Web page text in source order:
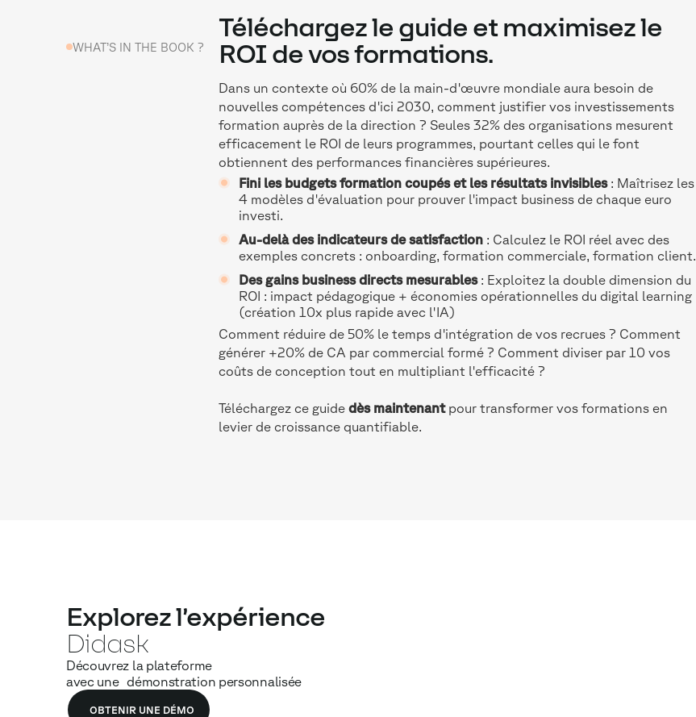
WHAT’S IN THE BOOK ?
Téléchargez le guide et maximisez le
ROI de vos formations.
Dans un contexte où 60% de la main-d'œuvre mondiale aura besoin de
nouvelles compétences d'ici 2030, comment justifier vos investissements
formation auprès de la direction ? Seules 32% des organisations mesurent
efficacement le ROI de leurs programmes, pourtant celles qui le font
obtiennent des performances financières supérieures.
Fini les budgets formation coupés et les résultats invisibles: Maîtrisez les
4 modèles d'évaluation pour prouver l'impact business de chaque euro
investi.
Au-delà des indicateurs de satisfaction : Calculez le ROI réel avec des
exemples concrets : onboarding, formation commerciale, formation client.
Des gains business directs mesurables: Exploitez la double dimension du
ROI : impact pédagogique + économies opérationnelles du digital learning
(création 10x plus rapide avec l'IA)
Comment réduire de 50% le temps d'intégration de vos recrues ? Comment
générer +20% de CA par commercial formé ? Comment diviser par 10 vos
coûts de conception tout en multipliant l'efficacité ?
Téléchargez ce guide dès maintenant pour transformer vos formations en
levier de croissance quantifiable.
Explorez l’expérience
Didask
Découvrez la plateforme
avec une démonstration personnalisée
OBTENIR UNE DÉMO